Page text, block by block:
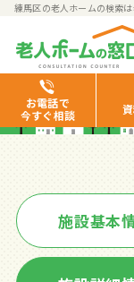
練馬区の老人ホームの検索
お電話で
今すぐ相談
ベ
施設基本